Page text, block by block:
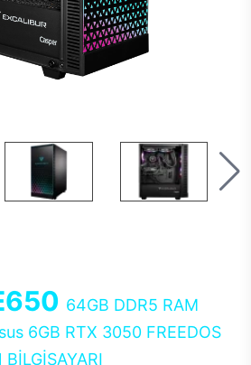
64GB DDR5 RAM
6GB RTX 3050 FREEDOS